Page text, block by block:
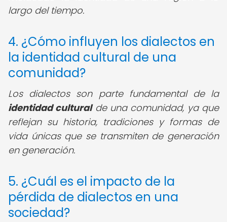
largo del tiempo.
4. ¿Cómo influyen los dialectos en
la identidad cultural de una
comunidad?
Los dialectos son parte fundamental de la
identidad culturalde una comunidad, ya que
reflejan su historia, tradiciones y formas de
vida únicas que se transmiten de generación
en generación.
5. ¿Cuál es el impacto de la
pérdida de dialectos en una
sociedad?